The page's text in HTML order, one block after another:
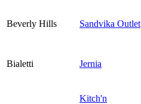
Beverly Hills Sandvika Outlet
Bialetti Jernia
Kitch'n